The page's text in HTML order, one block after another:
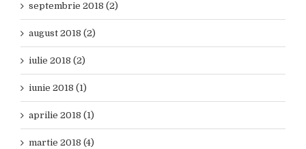
septembrie 2018 (2)
august 2018 (2)
iulie 2018 (2)
iunie 2018 (1)
aprilie 2018 (1)
martie 2018 (4)